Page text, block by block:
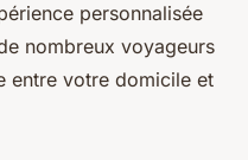
personnalisée
nombreux voyageurs
entre votre domicile et